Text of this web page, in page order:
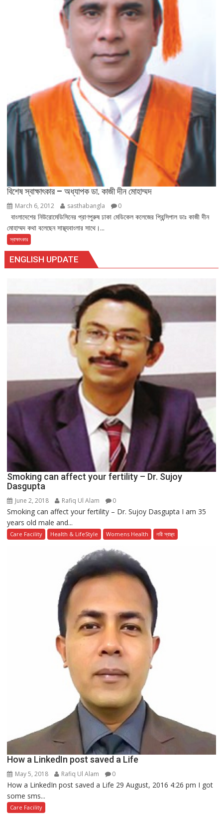
বিশেষ স্বাক্ষাৎকার – অধ্যাপক ডা. কাজী দীন মোহাম্মদ
March 6, 2012 sasthabangla 0
বাংলাদেশের নিউরোমেডিসিনের প্রাণপুরুষ ঢাকা মেডিকেল কলেজের প্রিন্সিপাল ডাঃ কাজী দীন
মোহাম্মদ কথা বলেছেন সাস্থ্যবাংলার সাথে।...
স্বাক্ষাৎকার
ENGLISH UPDATE
Smoking can affect your fertility – Dr. Sujoy
Dasgupta
June 2, 2018 Rafiq Ul Alam 0
Smoking can affect your fertility – Dr. Sujoy Dasgupta I am 35
years old male and...
Care Facility Health & LifeStyle Womens Health নারী স্বাস্থ্য
How a LinkedIn post saved a Life
May 5, 2018 Rafiq Ul Alam 0
How a LinkedIn post saved a Life 29 August, 2016 4:26 pm I got
some sms...
Care Facility